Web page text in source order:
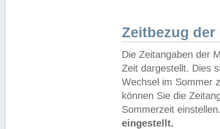
Zeitbezug der
Die Zeitangaben der
Zeit dargestellt. Dies
Wechsel im Sommer
können Sie die
Sommerzeit
eingestellt.